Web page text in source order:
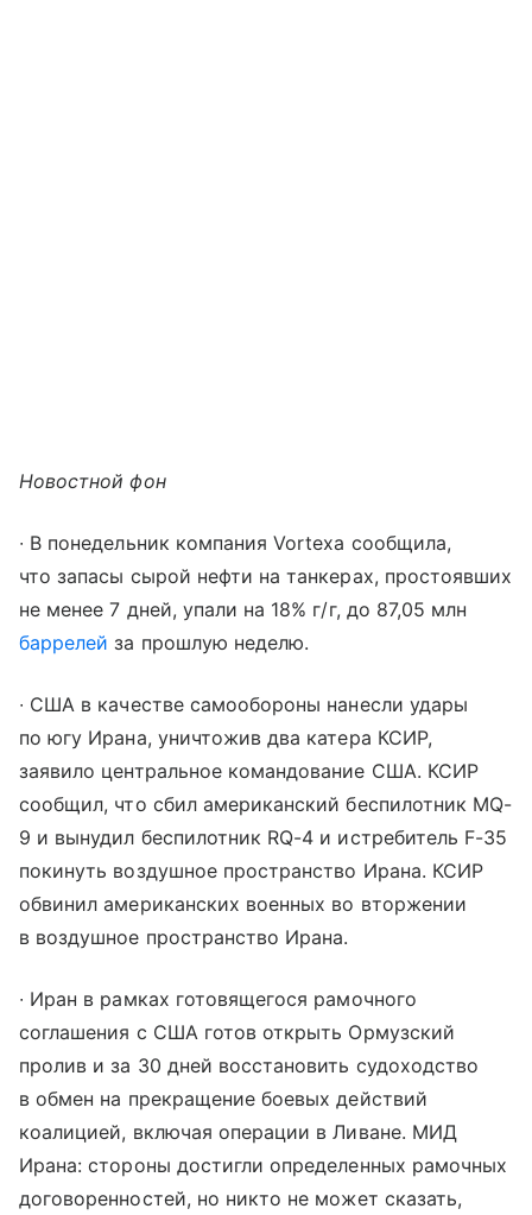
Новостной фон
∙ В понедельник компания Vortexa сообщила,
что запасы сырой нефти на танкерах, простоявших
не менее 7 дней, упали на 18% г/г, до 87,05 млн
баррелей за прошлую неделю.
∙ США в качестве самообороны нанесли удары
по югу Ирана, уничтожив два катера КСИР,
заявило центральное командование США. КСИР
сообщил, что сбил американский беспилотник MQ-
9 и вынудил беспилотник RQ-4 и истребитель F-35
покинуть воздушное пространство Ирана. КСИР
обвинил американских военных во вторжении
в воздушное пространство Ирана.
∙ Иран в рамках готовящегося рамочного
соглашения с США готов открыть Ормузский
пролив и за 30 дней восстановить судоходство
в обмен на прекращение боевых действий
коалицией, включая операции в Ливане. МИД
Ирана: стороны достигли определенных рамочных
договоренностей, но никто не может сказать,